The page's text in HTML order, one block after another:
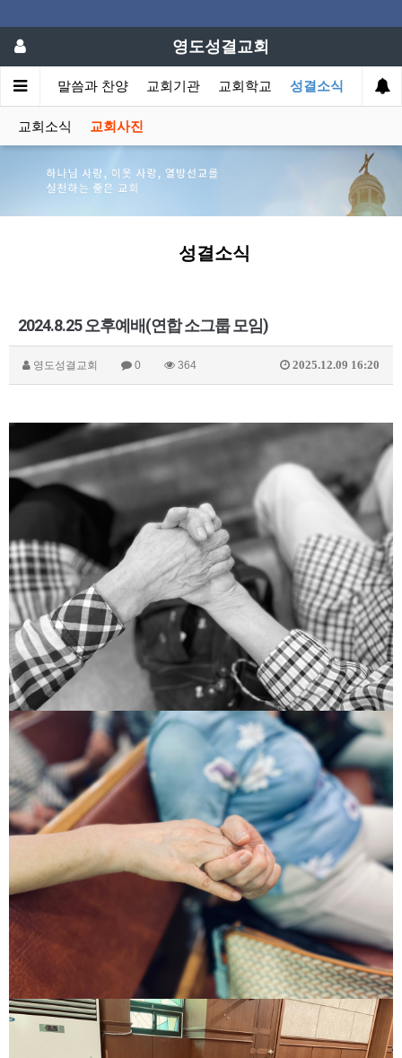
영도성결교회
소개 말씀과 찬양 교회기관 교회학교 성결소식
교회소식 교회사진
성결소식
2024.8.25 오후예배(연합 소그룹 모임)
영도성결교회 0 364 2025.12.09 16:20